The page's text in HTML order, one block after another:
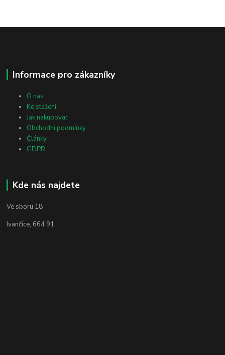
Informace pro zákazníky
O nás
Ke stažení
Jak nakupovat
Obchodní podmínky
Články
GDPR
Kde nás najdete
Ve sboru 18
Ivančice, 664 91